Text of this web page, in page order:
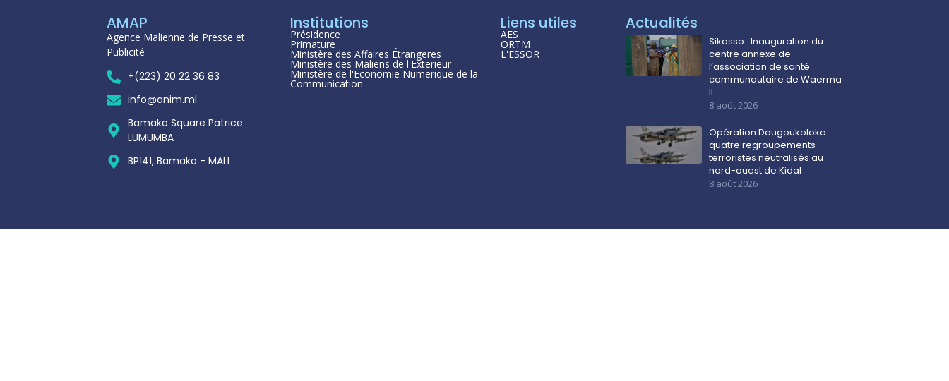
AMAP
Agence Malienne de Presse et
Publicité
+(223) 20 22 36 83
info@anim.ml
Bamako Square Patrice
LUMUMBA
BP141, Bamako - MALI
Institutions
Présidence
Primature
Ministère des Affaires Étrangeres
Ministère des Maliens de l'Exterieur
Ministère de l'Economie Numerique de la
Communication
Liens utiles
AES
ORTM
L'ESSOR
Actualités
Sikasso : Inauguration du
centre annexe de
l’association de santé
communautaire de Waerma
II
8 août 2026
Opération Dougoukoloko :
quatre regroupements
terroristes neutralisés au
nord-ouest de Kidal
8 août 2026